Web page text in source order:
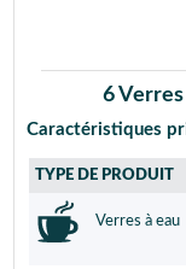
6
Caractéristiques
TYPE DE PRODUIT
Verres à eau